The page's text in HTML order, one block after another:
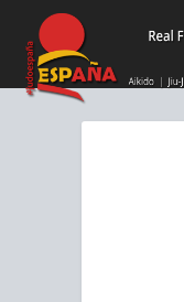
este
sitio
web